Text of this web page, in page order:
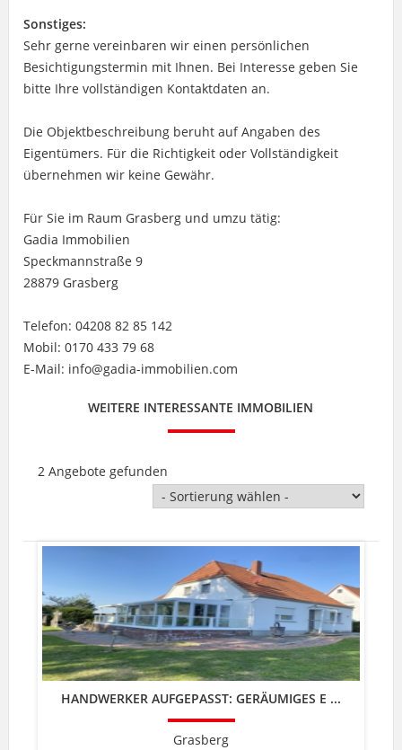
Sonstiges:
Sehr gerne vereinbaren wir einen persönlichen
Besichtigungstermin mit Ihnen. Bei Interesse geben Sie
bitte Ihre vollständigen Kontaktdaten an.
Die Objektbeschreibung beruht auf Angaben des
Eigentümers. Für die Richtigkeit oder Vollständigkeit
übernehmen wir keine Gewähr.
Für Sie im Raum Grasberg und umzu tätig:
Gadia Immobilien
Speckmannstraße 9
28879 Grasberg
Telefon: 04208 82 85 142
Mobil: 0170 433 79 68
E-Mail: info@gadia-immobilien.com
WEITERE INTERESSANTE IMMOBILIEN
2 Angebote gefunden
HANDWERKER AUFGEPASST: GERÄUMIGES E ...
Grasberg